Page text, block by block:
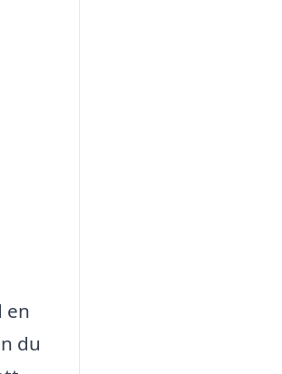
en
du